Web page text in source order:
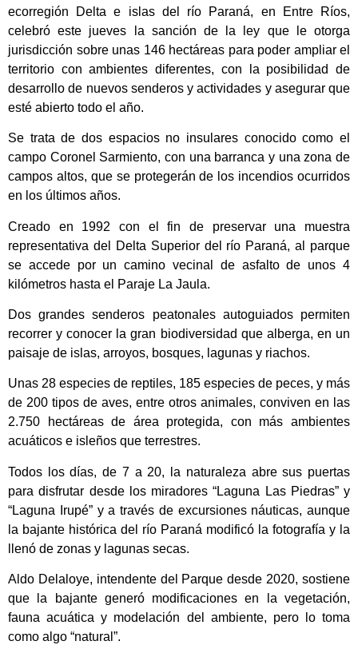
ecorregión Delta e islas del río Paraná, en Entre Ríos,
celebró este jueves la sanción de la ley que le otorga
jurisdicción sobre unas 146 hectáreas para poder ampliar el
territorio con ambientes diferentes, con la posibilidad de
desarrollo de nuevos senderos y actividades y asegurar que
esté abierto todo el año.
Se trata de dos espacios no insulares conocido como el
campo Coronel Sarmiento, con una barranca y una zona de
campos altos, que se protegerán de los incendios ocurridos
en los últimos años.
Creado en 1992 con el fin de preservar una muestra
representativa del Delta Superior del río Paraná, al parque
se accede por un camino vecinal de asfalto de unos 4
kilómetros hasta el Paraje La Jaula.
Dos grandes senderos peatonales autoguiados permiten
recorrer y conocer la gran biodiversidad que alberga, en un
paisaje de islas, arroyos, bosques, lagunas y riachos.
Unas 28 especies de reptiles, 185 especies de peces, y más
de 200 tipos de aves, entre otros animales, conviven en las
2.750 hectáreas de área protegida, con más ambientes
acuáticos e isleños que terrestres.
Todos los días, de 7 a 20, la naturaleza abre sus puertas
para disfrutar desde los miradores “Laguna Las Piedras” y
“Laguna Irupé” y a través de excursiones náuticas, aunque
la bajante histórica del río Paraná modificó la fotografía y la
llenó de zonas y lagunas secas.
Aldo Delaloye, intendente del Parque desde 2020, sostiene
que la bajante generó modificaciones en la vegetación,
fauna acuática y modelación del ambiente, pero lo toma
como algo “natural”.